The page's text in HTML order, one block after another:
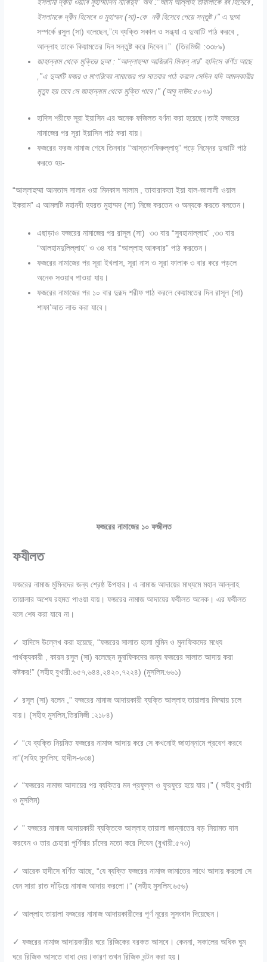
ইসলামী দ্বীনা ওয়াবি মুহাম্মাদিন নাবিয়্যি” অর্থ :”আমি আল্লাহ তায়ালাকে রব হিসেবে ,
ইসলামকে দ্বীন হিসেবে ও মুহাম্মদ (সা)-কে নবী হিসেবে পেয়ে সন্তুষ্ট।”এ দুআ
সম্পর্কে রসুল (সা) বলেছেন,”যে ব্যক্তি সকাল ও সন্ধ্যা এ দুআটি পাঠ করবে ,
আল্লাহ তাকে কিয়ামতের দিন সন্তুষ্ট করে দিবেন।” (তিরমিজী :৩৩৮৯)
জাহান্নাম থেকে মুক্তির দুআ : “আল্লাহুম্মা আজিরনি মিনান্ নার” হাদিসে বর্ণিত আছে
,”এ দুআটি ফজর ও মাগরিবের নামাজের পর সাতবার পাঠ করলে সেদিন যদি আমলকারীর
মৃত্যু হয় তবে সে জাহান্নাম থেকে মুক্তি পাবে।” (আবু দাউদ:৫০৭৯)
হাদিস শরীফে সূরা ইয়াসিন এর অনেক ফজিলত বর্ণনা করা হয়েছে।তাই ফজরের
নামাজের পর সূরা ইয়াসিন পাঠ করা যায়।
ফজরের ফরজ নামাজ শেষে তিনবার “আস্তাগফিরুল্লাহ্” পড়ে নিম্নের দুআটি পাঠ
করতে হয়-
“আল্লাহুম্মা আনতাস সালাম ওয়া মিনকাস সালাম , তাবারাকতা ইয়া যাল-জালালী ওয়াল
ইকরাম” এ আমলটি মহানবী হযরত মুহাম্মদ (সা) নিজে করতেন ও অন্যকে করতে বলতেন।
এছাড়াও ফজরের নামাজের পর রাসূল (সা) ৩৩ বার “সুবহানাল্লাহ” ,৩৩ বার
“আলহামদুলিল্লাহ” ও ৩৪ বার “আল্লাহু আকবার” পাঠ করতেন।
ফজরের নামাজের পর সূরা ইখলাস, সূরা নাস ও সূরা ফালাক ৩ বার করে পড়লে
অনেক সওয়াব পাওয়া যায়।
ফজরের নামাজের পর ১০ বার দুরূদ শরীফ পাঠ করলে কেয়ামতের দিন রাসূল (সা)
শাফা’আত লাভ করা যাবে।
ফজরের নামাজের ১০ ফজীলত
ফযীলত
ফজরের নামাজ মুমিনদের জন্য শ্রেষ্ঠ উপহার। এ নামাজ আদায়ের মাধ্যমে মহান আল্লাহ
তায়ালার অশেষ রহমত পাওয়া যায়। ফজরের নামাজ আদায়ের ফযীলত অনেক। এর ফযীলত
বলে শেষ করা যাবে না।
✓ হাদিসে উল্লেখ করা হয়েছে, “ফজরের সালাত হলো মুমিন ও মুনাফিকদের মধ্যে
পার্থক্যকারী , কারন রসুল (সা) বলেছেন মুনাফিকদের জন্য ফজরের সালাত আদায় করা
কষ্টকর!” (সহীহ বুখারী:৬৫৭,৬৪৪,২৪২০,৭২২৪) (মুসলিম:৬৬১)
✓ রসূল (সা) বলেন ,” ফজরের নামাজ আদায়কারী ব্যক্তি আল্লাহ তায়ালার জিম্মায় চলে
যায়। (সহীহ মুসলিম,তিরমিজী :২১৮৪)
✓ “যে ব্যক্তি নিয়মিত ফজরের নামাজ আদায় করে সে কখনোই জাহান্নামে প্রবেশ করবে
না”(সহিহ মুসলিম: হাদীস-৬৩৪)
✓ “ফজরের নামাজ আদায়ের পর ব্যক্তির মন প্রফুল্ল ও ফুরফুরে হয়ে যায়।” ( সহীহ বুখারী
ও মুসলিম)
✓ ” ফজরের নামাজ আদায়কারী ব্যক্তিকে আল্লাহ তায়ালা জান্নাতের বড় নিয়ামত দান
করবেন ও তার চেহারা পূর্ণিমার চাঁদের মতো করে দিবেন (বুখারী:৫৭৩)
✓ আরেক হাদীসে বর্ণিত আছে, “যে ব্যক্তি ফজরের নামাজ জামাতের সাথে আদায় করলো সে
যেন সারা রাত দাঁড়িয়ে নামাজ আদায় করলো।” (সহীহ মুসলিম:৬৫৬)
✓ আল্লাহ তায়ালা ফজরের নামাজ আদায়কারীদের পূর্ণ নূরের সুসংবাদ দিয়েছেন।
✓ ফজরের নামাজ আদায়কারীর ঘরে রিজিকের বরকত আসবে। কেননা, সকালের অধিক ঘুম
ঘরে রিজিক আসতে বাধা দেয়।কারণ তখন রিজিক বন্টন করা হয়।